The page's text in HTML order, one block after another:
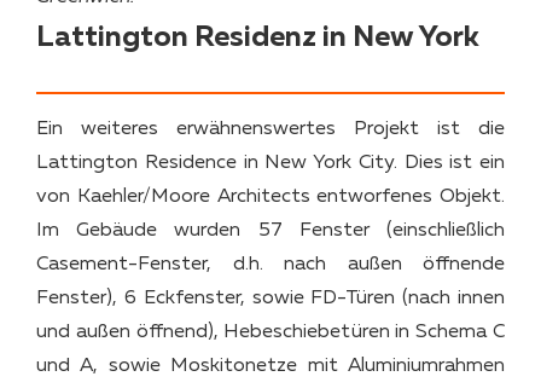
Lattington Residenz in New York
Ein weiteres erwähnenswertes Projekt ist die
Lattington Residence in New York City. Dies ist ein
von Kaehler/Moore Architects entworfenes Objekt.
Im Gebäude wurden 57 Fenster (einschließlich
Casement-Fenster, d.h. nach außen öffnende
Fenster), 6 Eckfenster, sowie FD-Türen (nach innen
und außen öffnend), Hebeschiebetüren in Schema C
und A, sowie Moskitonetze mit Aluminiumrahmen